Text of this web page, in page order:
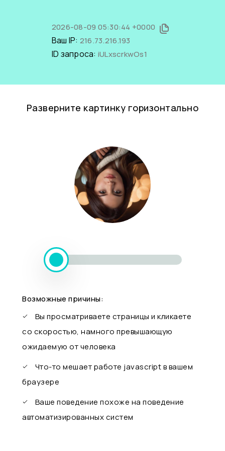
2026-08-09 05:30:44 +0000
Ваш IP: 216.73.216.193
ID запроса: iULxscrkwOs1
Разверните картинку горизонтально
Возможные причины:
Вы просматриваете страницы и кликаете
со скоростью, намного превышающую
ожидаемую от человека
Что-то мешает работе javascript в вашем
браузере
Ваше поведение похоже на поведение
автоматизированных систем